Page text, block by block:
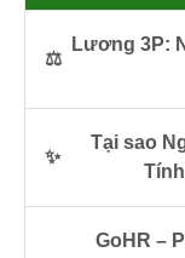
⚖️
Lương 3P:
✨
Tại sao
GoHR –